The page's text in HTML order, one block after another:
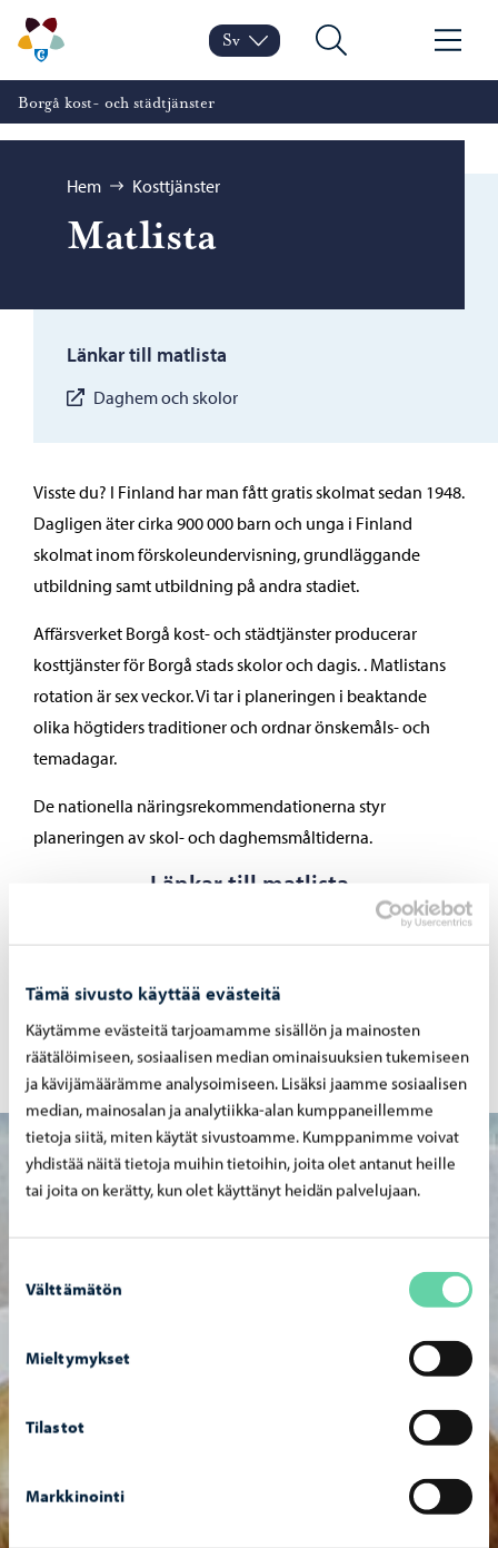
Tämä sivusto käyttää evästeitä
Käytämme evästeitä tarjoamamme sisällön ja mainosten
räätälöimiseen, sosiaalisen median ominaisuuksien tukemiseen
ja kävijämäärämme analysoimiseen. Lisäksi jaamme sosiaalisen
median, mainosalan ja analytiikka-alan kumppaneillemme
tietoja siitä, miten käytät sivustoamme. Kumppanimme voivat
yhdistää näitä tietoja muihin tietoihin, joita olet antanut heille
tai joita on kerätty, kun olet käyttänyt heidän palvelujaan.
valinta
Välttämätön
Mieltymykset
Tilastot
Markkinointi
Borgå kost- och städtjänster – Gå till startsidan
Meny
Byt språk
Nuvarande språk: Svenska
Sv
Sök
Borgå kost- och städtjänster
Bläddra:
Hem Kosttjänster
Matlista
Länkar till matlista
Daghem och skolor
Visste du? I Finland har man fått gratis skolmat sedan 1948.
Dagligen äter cirka 900 000 barn och unga i Finland
skolmat inom förskoleundervisning, grundläggande
utbildning samt utbildning på andra stadiet.
Affärsverket Borgå kost- och städtjänster producerar
kosttjänster för Borgå stads skolor och dagis. . Matlistans
rotation är sex veckor. Vi tar i planeringen i beaktande
olika högtiders traditioner och ordnar önskemåls- och
temadagar.
De nationella näringsrekommendationerna styr
planeringen av skol- och daghemsmåltiderna.
Länkar till matlista
Daghem och skolor